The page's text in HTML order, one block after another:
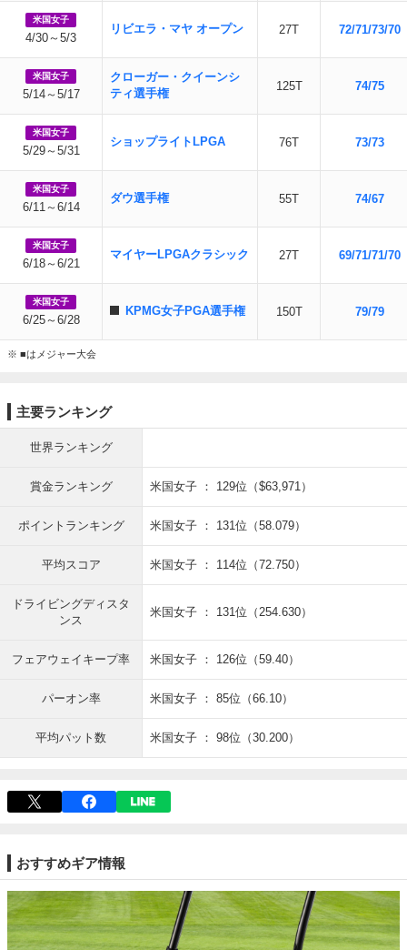
米国女子
4/30～5/3
リビエラ・マヤ オープン 27T 72/71/73/70
米国女子
5/14～5/17
クローガー・クイーンシ
ティ選手権
125T 74/75
米国女子
5/29～5/31
ショップライトLPGA 76T 73/73
米国女子
6/11～6/14
ダウ選手権 55T 74/67
米国女子
6/18～6/21
マイヤーLPGAクラシック 27T 69/71/71/70
米国女子
6/25～6/28
KPMG女子PGA選手権 150T 79/79
※ ■はメジャー大会
主要ランキング
世界ランキング
賞金ランキング 米国女子 ： 129位（$63,971）
ポイントランキング 米国女子 ： 131位（58.079）
平均スコア 米国女子 ： 114位（72.750）
ドライビングディスタ
ンス
米国女子 ： 131位（254.630）
フェアウェイキープ率 米国女子 ： 126位（59.40）
パーオン率 米国女子 ： 85位（66.10）
平均パット数 米国女子 ： 98位（30.200）
おすすめギア情報